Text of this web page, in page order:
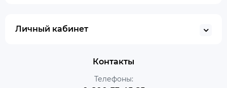
Личный кабинет
Контакты
Телефоны: